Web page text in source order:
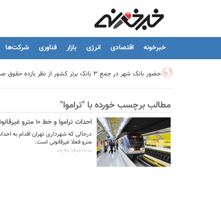
خبرخونه اقتصادی انرژی بازار فناوری شرکت‌ها
حضور بانک شهر در جمع ۳ بانک برتر کشور از نظر بازده حقوق صاحبان سهام
تیما، محصول جدید بانك ملت؛ ابزاری برای كمك به مدیریت مالی
توسعه درمانگاه فوق تخصصی بیمارستان بهارلو با حمایت بانک
هشدار نایب رئیس اتحادیه املاک: فروش متری مسکن می‌تواند
مطالب برچسب خورده با "تراموا"
احداث تراموا و خط ۱۰ مترو غیرقانونی است
مترو فعلا غیرقانونی است.
1401-11-10 07:20